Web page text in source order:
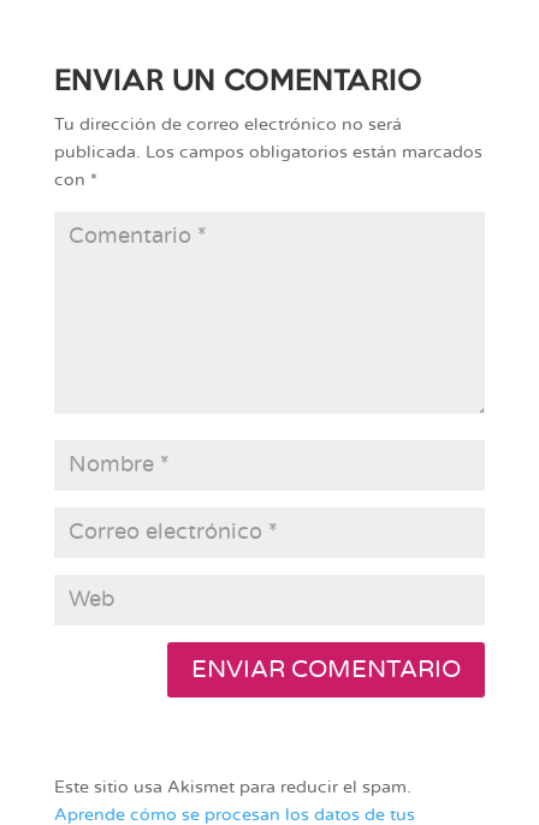
ENVIAR UN COMENTARIO
Tu dirección de correo electrónico no será
publicada. Los campos obligatorios están marcados
con *
Este sitio usa Akismet para reducir el spam.
Aprende cómo se procesan los datos de tus